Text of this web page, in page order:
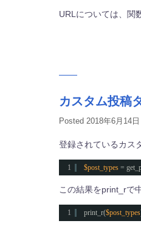
URLについては、関
カスタム投稿
Posted 2018年6月14日
登録されているカス
1 $post_types =
この結果をprint_rで
1 print_r($post_types